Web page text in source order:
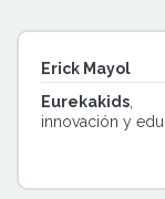
Erick Mayol
Eurekakids
innovación y